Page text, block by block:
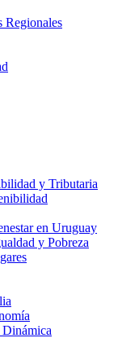
Regionales
y Tributaria
en Uruguay
y Pobreza